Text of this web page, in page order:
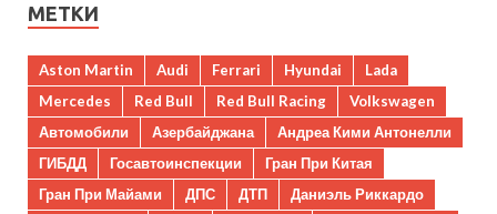
МЕТКИ
Aston Martin Audi Ferrari Hyundai
Lada
Mercedes
Red Bull Red Bull Racing
Volkswagen
Автомобили
Азербайджана
Андреа Кими Антонелли
ГИБДД
Госавтоинспекции
Гран При Китая
Гран При Майами
ДПС ДТП
Даниэль Риккардо